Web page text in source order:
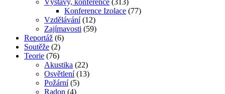
Výstavy, konference (313)
Konference Izolace (77)
Vzdělávání (12)
Zajímavosti (59)
Reportáž (6)
Soutěže (2)
Teorie (76)
Akustika (22)
Osvětlení (13)
Požární (5)
Radon (4)